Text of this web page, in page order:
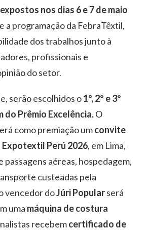
expostos nos dias 6 e 7 de maio
a programação da FebraTêxtil,
dos trabalhos junto à
profissionais e
do setor.
serão escolhidos o1º, 2º e 3º
do Prêmio Excelência.O
como premiação umconvite
Perú 2026, em Lima,
passagens aéreas, hospedagem,
custeadas pela
vencedor doJúri Popularserá
uma máquina de costura
recebemcertificado de